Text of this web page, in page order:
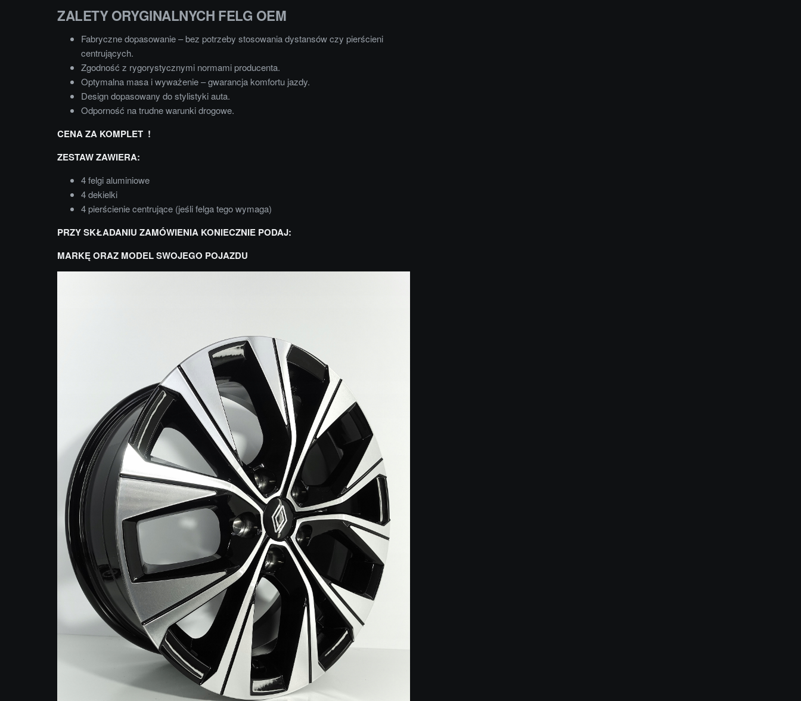
ZALETY ORYGINALNYCH FELG OEM
Fabryczne dopasowanie – bez potrzeby stosowania dystansów czy pierścieni
centrujących.
Zgodność z rygorystycznymi normami producenta.
Optymalna masa i wyważenie – gwarancja komfortu jazdy.
Design dopasowany do stylistyki auta.
Odporność na trudne warunki drogowe.
CENA ZA KOMPLET !
ZESTAW ZAWIERA:
4 felgi aluminiowe
4 dekielki
4 pierścienie centrujące (jeśli felga tego wymaga)
PRZY SKŁADANIU ZAMÓWIENIA KONIECZNIE PODAJ:
MARKĘ ORAZ MODEL SWOJEGO POJAZDU